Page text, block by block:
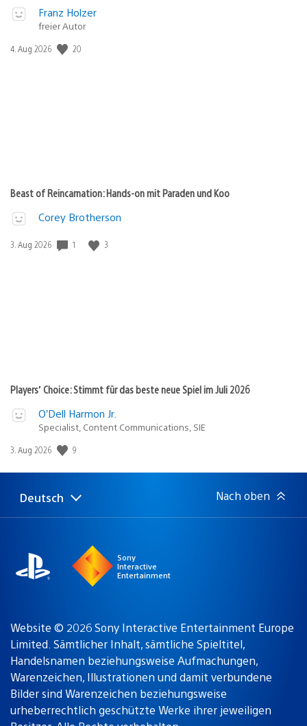
Franz Holzer
freier Autor
Veröffentlichungsdatum:
4. Aug 2026 20
Beast of Reincarnation: Hands-on mit Paraden und Koo
Corey Brotherson
Veröffentlichungsdatum:
3. Aug 2026 1 3
Players’ Choice: Stimmt für das beste neue Spiel im Juli 2026
O’Dell Harmon Jr.
Specialist, Content Communications, SIE
Veröffentlichungsdatum:
3. Aug 2026 9
Select
a
Aktuelle
Region:
Deutsch Nach oben
Sony
Interactive
Entertainment
Website © 2026 Sony Interactive Entertainment Europe
Limited. Sämtlicher Inhalt, sämtliche Spieltitel,
Handelsnamen beziehungsweise Aufmachungen,
Warenzeichen, Illustrationen und damit verbundene
Bilder sind Warenzeichen beziehungsweise
urheberrechtlich geschützte Werke ihrer jeweiligen